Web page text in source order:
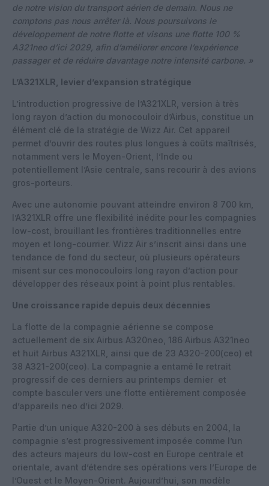
de notre vision du transport aérien de demain. Nous ne
comptons pas nous arrêter là. Nous poursuivons le
développement de notre flotte et visons une flotte 100 %
A321neo d’ici 2029, afin d’améliorer encore l’expérience
passager et de réduire davantage notre intensité carbone. »
L’A321XLR, levier d’expansion stratégique
L’introduction progressive de l’A321XLR, version à très
long rayon d’action du monocouloir d’Airbus, constitue un
élément clé de la stratégie de Wizz Air. Cet appareil
permet d’ouvrir des routes plus longues à coûts maîtrisés,
notamment vers le Moyen-Orient, l’Inde ou
potentiellement l’Asie centrale, sans recourir à des avions
gros-porteurs.
Avec une autonomie pouvant atteindre environ 8 700 km,
l’A321XLR offre une flexibilité inédite pour les compagnies
low-cost, brouillant les frontières traditionnelles entre
moyen et long-courrier. Wizz Air s’inscrit ainsi dans une
tendance de fond du secteur, où plusieurs opérateurs
misent sur ces monocouloirs long rayon d’action pour
développer des réseaux point à point plus rentables.
Une croissance rapide depuis deux décennies
La flotte de la compagnie aérienne se compose
actuellement de six Airbus A320neo, 186 Airbus A321neo
et huit Airbus A321XLR, ainsi que de 23 A320-200(ceo) et
38 A321-200(ceo). La compagnie a entamé le retrait
progressif de ces derniers au printemps dernier et
compte basculer vers une flotte entièrement composée
d’appareils neo d’ici 2029.
Partie d’un unique A320-200 à ses débuts en 2004, la
compagnie s’est progressivement imposée comme l’un
des acteurs majeurs du low-cost en Europe centrale et
orientale, avant d’étendre ses opérations vers l’Europe de
l’Ouest et le Moyen-Orient. Aujourd’hui, son modèle